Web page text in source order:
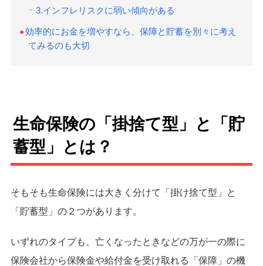
3.インフレリスクに弱い傾向がある
効率的にお金を増やすなら、保障と貯蓄を別々に考え
てみるのも大切
生命保険の「掛捨て型」と「貯
蓄型」とは？
そもそも生命保険には大きく分けて「掛け捨て型」と
「貯蓄型」の２つがあります。
いずれのタイプも、亡くなったときなどの万が一の際に
保険会社から保険金や給付金を受け取れる「保障」の機